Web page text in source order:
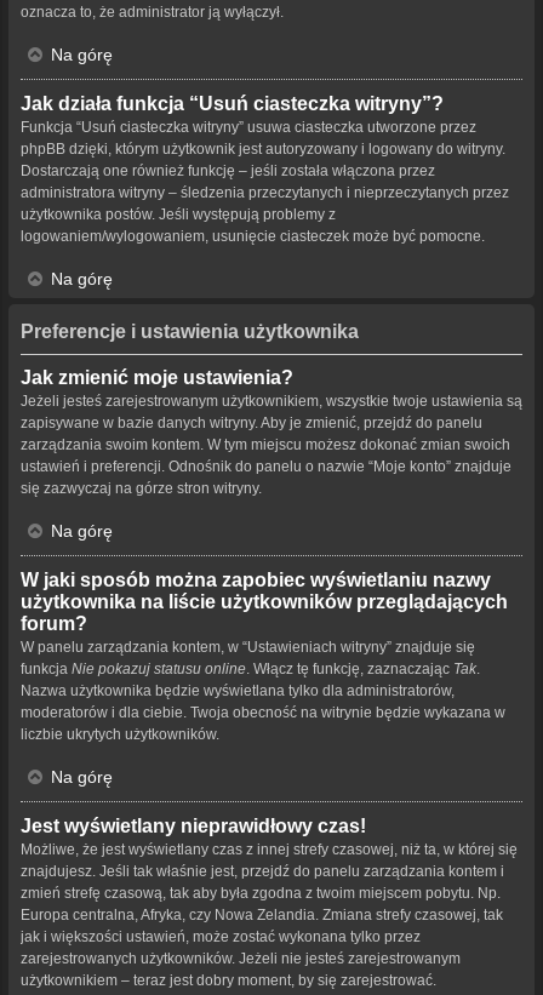
oznacza to, że administrator ją wyłączył.
Na górę
Jak działa funkcja “Usuń ciasteczka witryny”?
Funkcja “Usuń ciasteczka witryny” usuwa ciasteczka utworzone przez
phpBB dzięki, którym użytkownik jest autoryzowany i logowany do witryny.
Dostarczają one również funkcję – jeśli została włączona przez
administratora witryny – śledzenia przeczytanych i nieprzeczytanych przez
użytkownika postów. Jeśli występują problemy z
logowaniem/wylogowaniem, usunięcie ciasteczek może być pomocne.
Na górę
Preferencje i ustawienia użytkownika
Jak zmienić moje ustawienia?
Jeżeli jesteś zarejestrowanym użytkownikiem, wszystkie twoje ustawienia są
zapisywane w bazie danych witryny. Aby je zmienić, przejdź do panelu
zarządzania swoim kontem. W tym miejscu możesz dokonać zmian swoich
ustawień i preferencji. Odnośnik do panelu o nazwie “Moje konto” znajduje
się zazwyczaj na górze stron witryny.
Na górę
W jaki sposób można zapobiec wyświetlaniu nazwy
użytkownika na liście użytkowników przeglądających
forum?
W panelu zarządzania kontem, w “Ustawieniach witryny” znajduje się
funkcja Nie pokazuj statusu online . Włącz tę funkcję, zaznaczając Tak
Nazwa użytkownika będzie wyświetlana tylko dla administratorów,
moderatorów i dla ciebie. Twoja obecność na witrynie będzie wykazana w
liczbie ukrytych użytkowników.
Na górę
Jest wyświetlany nieprawidłowy czas!
Możliwe, że jest wyświetlany czas z innej strefy czasowej, niż ta, w której się
znajdujesz. Jeśli tak właśnie jest, przejdź do panelu zarządzania kontem i
zmień strefę czasową, tak aby była zgodna z twoim miejscem pobytu. Np.
Europa centralna, Afryka, czy Nowa Zelandia. Zmiana strefy czasowej, tak
jak i większości ustawień, może zostać wykonana tylko przez
zarejestrowanych użytkowników. Jeżeli nie jesteś zarejestrowanym
użytkownikiem – teraz jest dobry moment, by się zarejestrować.